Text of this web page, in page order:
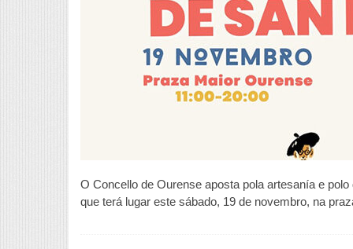
O Concello de Ourense aposta pola artesanía e
que terá lugar este sábado, 19 de novembro, na